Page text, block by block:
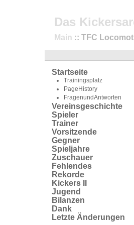
Das
Main :: TFC
Startseite
Trainingsplatz
PageHistory
FragenundAntworten
Vereinsgeschichte
Spieler
Trainer
Vorsitzende
Gegner
Spieljahre
Zuschauer
Fehlendes
Rekorde
Kickers II
Jugend
Bilanzen
Dank
Letzte Änderungen